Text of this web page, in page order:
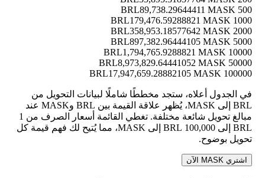
500 BRL
89,738.29644411 MASK
1000 BRL
179,476.59288821 MASK
2000 BRL
358,953.18577642 MASK
5000 BRL
897,382.96444105 MASK
10000 BRL
1,794,765.9288821 MASK
50000 BRL
8,973,829.64441052 MASK
100000 BRL
17,947,659.28882105 MASK
في الجدول أعلاه، ستجد مخططًا شاملًا لبيانات التحويل من
BRL إلى MASK، يُظهر علاقة القيمة بين BRL وMASK عند
مبالغ تحويل شائعة مختلفة. تغطي القائمة أسعار الصرف من 1
BRL إلى 100,000 BRL إلى MASK، مما يُتيح لك فهم قيمة كل
تحويل بوضوح.
اشتري MASK الآن